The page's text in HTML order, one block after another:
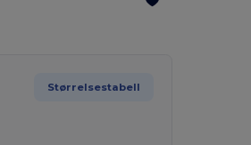
Størrelsestabell